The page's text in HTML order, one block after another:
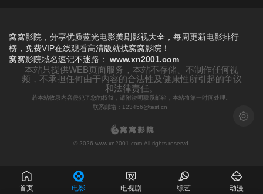
浅色模
窝窝影院，分享优质蓝光电影美剧影视大全，每周更新电影排行
榜，免费VIP在线观看高清版就找窝窝影院！
窝窝影院域名速记不迷路： www.xn2001.com
本站只提供WEB页面服务，本站不存储、不制作任何视
频，不承担任何由于内容的合法性及健康性所引起的争议
和法律责任。
若本站收录内容侵犯了您的权益，请附说明联系邮箱，本站将第一时间处理。
联系邮箱：123456@test.cn
© 2026 www.xn2001.com All rights reservd.
首页 电影 电视剧 综艺 动漫